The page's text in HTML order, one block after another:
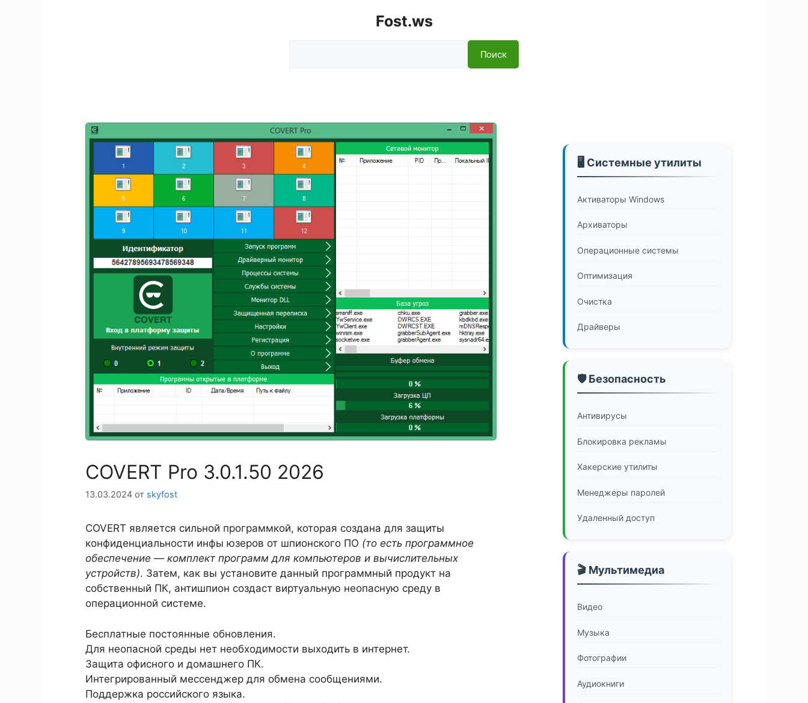
Fost.ws
Поиск
COVERT Pro 3.0.1.50 2026
13.03.2024 от skyfost
COVERT является сильной программкой, которая создана для защиты
конфиденциальности инфы юзеров от шпионского ПО (то есть программное
обеспечение — комплект программ для компьютеров и вычислительных
устройств). Затем, как вы установите данный программный продукт на
собственный ПК, антишпион создаст виртуальную неопасную среду в
операционной системе.
Бесплатные постоянные обновления.
Для неопасной среды нет необходимости выходить в интернет.
Защита офисного и домашнего ПК.
Интегрированный мессенджер для обмена сообщениями.
Поддержка российского языка.
🖥️ Системные утилиты
Активаторы Windows
Архиваторы
Операционные системы
Оптимизация
Очистка
Драйверы
🛡️ Безопасность
Антивирусы
Блокировка рекламы
Хакерские утилиты
Менеджеры паролей
Удаленный доступ
🎬 Мультимедиа
Видео
Музыка
Фотографии
Аудиокниги